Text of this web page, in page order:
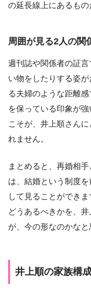
の延長線上にあるもの
周囲が見る2人の関
週刊誌や関係者の証
い物をしたりする姿
る夫婦のような距離
を保っている印象が
こそが、井上順さん
れません。
まとめると、再婚相
は、結婚という制度
して見ることができ
どうあるべきかを、
が、今の形なのかなと
井上順の家族構